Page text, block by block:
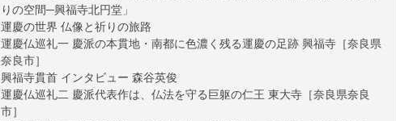
りの空間─興福寺北円堂」
運慶の世界 仏像と祈りの旅路
運慶仏巡礼一 慶派の本貫地・南都に色濃く残る運慶の足跡 興福寺［奈良県
奈良市］
興福寺貫首 インタビュー 森谷英俊
運慶仏巡礼二 慶派代表作は、仏法を守る巨躯の仁王 東大寺［奈良県奈良
市］